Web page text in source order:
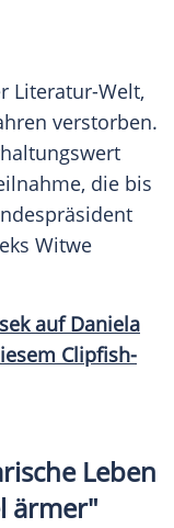
Literatur-Welt,
verstorben.
, die bis
Witwe
aufDaniela
Clipfish-
Leben
ärmer"